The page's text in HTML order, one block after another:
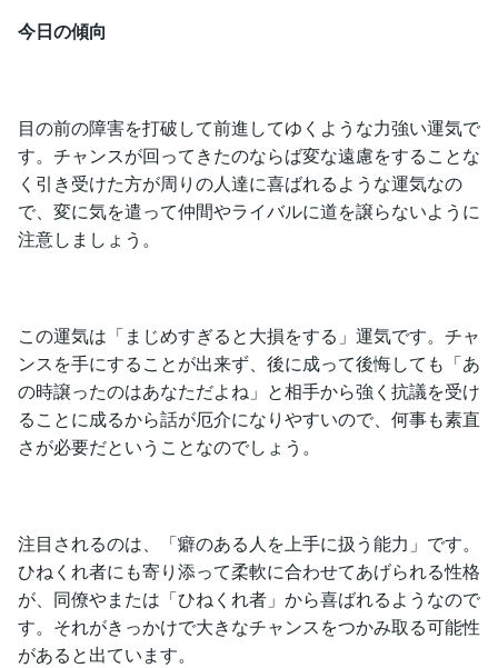
今日の傾向
目の前の障害を打破して前進してゆくような力強い運気で
す。チャンスが回ってきたのならば変な遠慮をすることな
く引き受けた方が周りの人達に喜ばれるような運気なの
で、変に気を遣って仲間やライバルに道を譲らないように
注意しましょう。
この運気は「まじめすぎると大損をする」運気です。チャ
ンスを手にすることが出来ず、後に成って後悔しても「あ
の時譲ったのはあなただよね」と相手から強く抗議を受け
ることに成るから話が厄介になりやすいので、何事も素直
さが必要だということなのでしょう。
注目されるのは、「癖のある人を上手に扱う能力」です。
ひねくれ者にも寄り添って柔軟に合わせてあげられる性格
が、同僚やまたは「ひねくれ者」から喜ばれるようなので
す。それがきっかけで大きなチャンスをつかみ取る可能性
があると出ています。